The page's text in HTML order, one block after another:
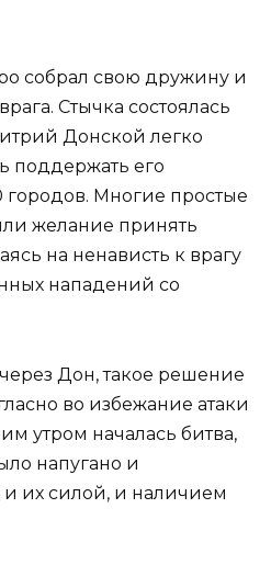
собрал свою дружину и
Стычка состоялась
Донской легко
поддержать его
городов. Многие простые
желание принять
на ненависть к врагу
нападений со
Дон, такое решение
во избежание атаки
утром началась битва,
напугано и
их силой, и наличием